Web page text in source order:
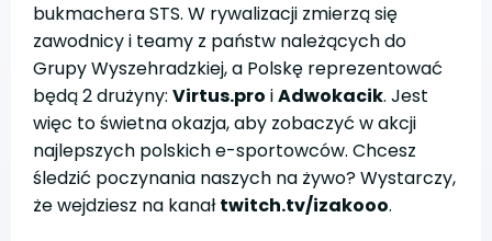
bukmachera STS. W rywalizacji zmierzą się
zawodnicy i teamy z państw należących do
Grupy Wyszehradzkiej, a Polskę reprezentować
będą 2 drużyny: Virtus.pro iAdwokacik. Jest
więc to świetna okazja, aby zobaczyć w akcji
najlepszych polskich e-sportowców. Chcesz
śledzić poczynania naszych na żywo? Wystarczy,
że wejdziesz na kanałtwitch.tv/izakooo.